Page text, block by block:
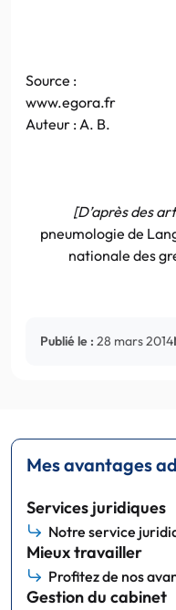
Source :
www.egora.fr
Auteur : A. B.
[D’après des
pneumologie de
nationale des
Publié le : 28 mars 2014
Mes avantages
Services juridiques
Notre service
Mieux travailler
Profitez de nos
Gestion du cabinet